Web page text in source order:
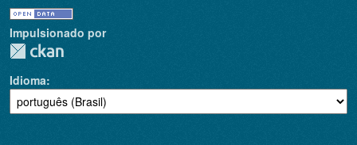
Impulsionado por
Idioma